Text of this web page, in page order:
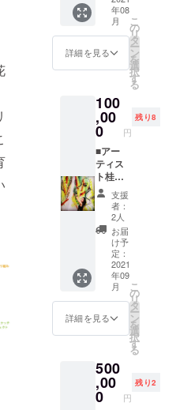
（「Flower’s
YELL」毎週
土曜日16：
43～16：58
放
「Flowers
have no
borders！
（花を愛で
る心に国境
はな
い！）」を
創作スロー
ガンに、花
絵を通じた
動、国際交
流、地方創
生、社会貢
2021で
使用し
たカー
ネー
生紙で
作った
オリジ
ナルポ
スト
カード
にプリ
ントし
た、ク
ラウド
ファン
ディン
グだけ
の特別
作品を5
枚セッ
トでお
届けし
款が押
印され
ていま
す。
を選ん
で花束
にして
毎月
（3ヶ
月）お
ます。
クラウ
ドファ
ンディ
ング限
定、東
京イン
フィオ
ラータ
2021オ
リジナ
ルポス
トカー
ド付。
※発送は
8月～10
月、ま
たは9月
～11月
の3ヶ月
年08
月
詳細を見る
こ
の
リ
タ
ー
ン
を
選
択
す
る
100
,00
0 円
残り8
■アー
ティス
ト桂川
桃子描
きおろ
し「お
花のス
ケッチ
ブッ
ク」 東
京イン
フィオ
ラータ
2021の
原画作
品も描
人気の
女性
アー
ティス
支援
者：
2人
お届
け予
定：
2021
年09
月
詳細を見る
こ
の
リ
タ
ー
ン
を
選
択
す
る
500
,00
0 円
残り2